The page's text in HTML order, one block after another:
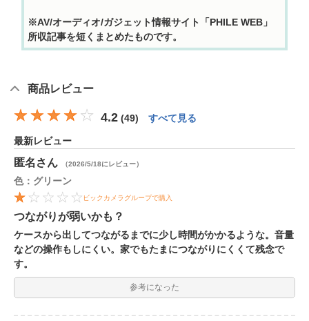
※AV/オーディオ/ガジェット情報サイト「PHILE WEB」
所収記事を短くまとめたものです。
商品レビュー
4.2 (49) すべて見る
最新レビュー
匿名 さん （2026/5/18にレビュー）
色：グリーン
ビックカメラグループで購入
つながりが弱いかも？
ケースから出してつながるまでに少し時間がかかるような。音量
などの操作もしにくい。家でもたまにつながりにくくて残念で
す。
参考になった